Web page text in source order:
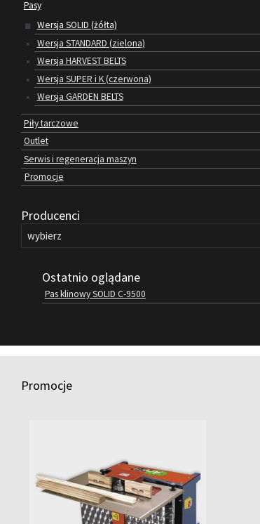
Pasy
Wersja SOLID (żółta)
Wersja STANDARD (zielona)
Wersja HARVEST BELTS
Wersja SUPER i K (czerwona)
Wersja GARDEN BELTS
Piły tarczowe
Outlet
Serwis i regeneracja maszyn
Promocje
Producenci
Ostatnio oglądane
Pas klinowy SOLID C-9500
Promocje